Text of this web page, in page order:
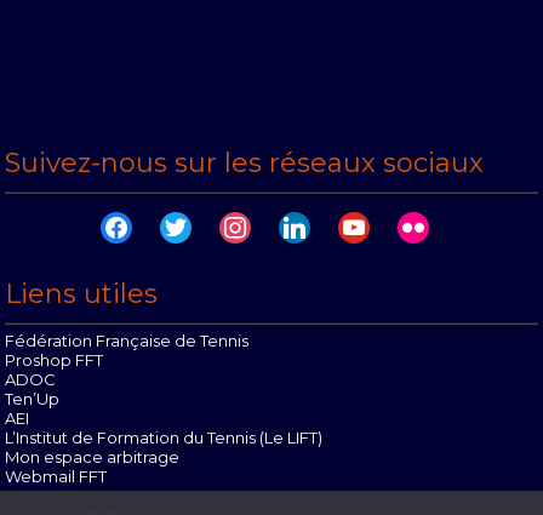
Suivez-nous sur les réseaux sociaux
facebooktwitter instagramlinkedinyoutubeflickr
Liens utiles
Fédération Française de Tennis
Proshop FFT
ADOC
Ten’Up
AEI
L’Institut de Formation du Tennis (Le LIFT)
Mon espace arbitrage
Webmail FFT
Offres d’emploi